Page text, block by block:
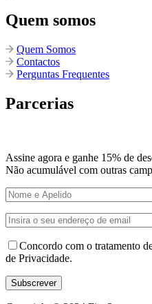
Quem somos
Quem Somos
Contactos
Perguntas Frequentes
Parcerias
Assine agora e ganhe 15% de
Não acumulável com outras
Concordo com o tratamento
de Privacidade.